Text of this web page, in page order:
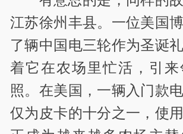
江苏徐州丰县。一位美国
了辆中国电三轮作为圣诞
着它在农场里忙活，引来
照。在美国，一辆入门款
仅为皮卡的十分之一，使